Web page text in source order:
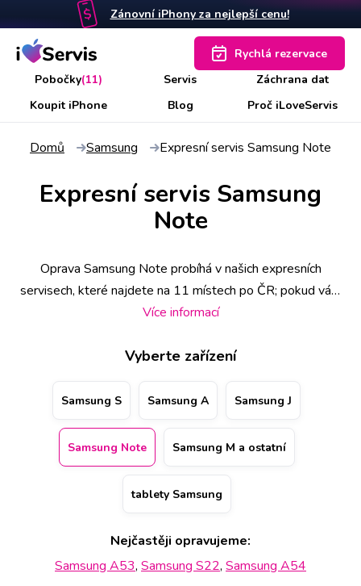
Zánovní iPhony za nejlepší cenu!
Pobočky(11) Servis
Záchrana dat
Koupit iPhone
Blog Proč iLoveServis
Rychlá rezervace
Domů Samsung Expresní servis Samsung Note
Expresní servis Samsung
Note
Oprava Samsung Note probíhá v našich expresních
servisech, které najdete na 11 místech po ČR; pokud vám
to ale vyhovuje více, vyzvedne si přístroj náš kurýr u vás
minut, o čemž se můžete předem informovat zavoláním na
hodinu. Kvalitu opravy Samsung Note dokládá i doživotní
Více informací
Vyberte zařízení
Samsung S Samsung A Samsung J
Samsung Note Samsung M a ostatní
tablety Samsung
Nejčastěji opravujeme:
Samsung A53, Samsung S22, Samsung A54